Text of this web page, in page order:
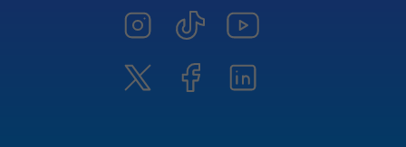
Aralık ayı burç yorumları
Merkür Oğlak burcunda
haftalık burç yorumları
kova buru